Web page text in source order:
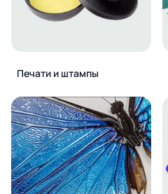
Печати и штампы